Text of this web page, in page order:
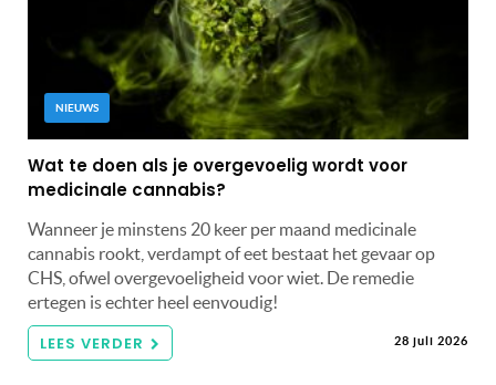
NIEUWS
Wat te doen als je overgevoelig wordt voor
medicinale cannabis?
Wanneer je minstens 20 keer per maand medicinale
cannabis rookt, verdampt of eet bestaat het gevaar op
CHS, ofwel overgevoeligheid voor wiet. De remedie
ertegen is echter heel eenvoudig!
LEES VERDER 28 juli 2026